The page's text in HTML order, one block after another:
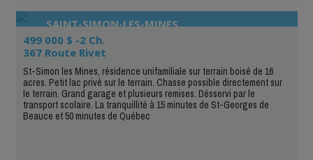
SAINT-SIMON-LES-MINES
499 000 $ -2 Ch.
367 Route Rivet
St-Simon les Mines, résidence unifamiliale sur terrain boisé de 16
acres. Petit lac privé sur le terrain. Chasse possible directement sur
le terrain. Grand garage et plusieurs remises. Désservi par le
transport scolaire. La tranquillité à 15 minutes de St-Georges de
Beauce et 50 minutes de Québec